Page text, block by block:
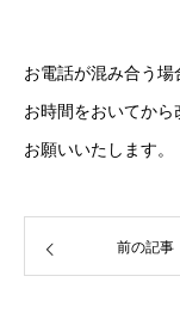
お電話が混み合う
お時間をおいてから
お願いいたします。
前の記事